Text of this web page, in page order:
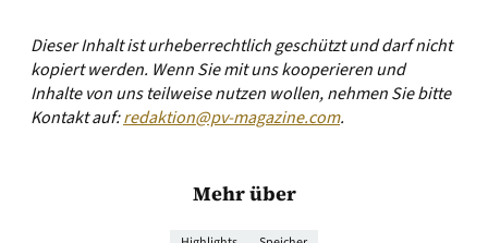
Dieser Inhalt ist urheberrechtlich geschützt und darf nicht
kopiert werden. Wenn Sie mit uns kooperieren und
Inhalte von uns teilweise nutzen wollen, nehmen Sie bitte
Kontakt auf:redaktion@pv-magazine.com.
Mehr über